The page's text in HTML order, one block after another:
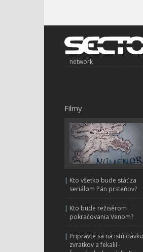
network
Filmy
| Kto všetko bude stáť za
seriálom Pán prsteňov?
| Kto bude režisérom
pokračovania Venom?
| Pripravte sa na istú dávku
zvratkov a fekalií -